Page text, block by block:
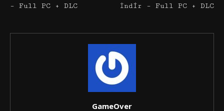
– Full PC + DLC
İndir – Full PC + DLC
GameOver